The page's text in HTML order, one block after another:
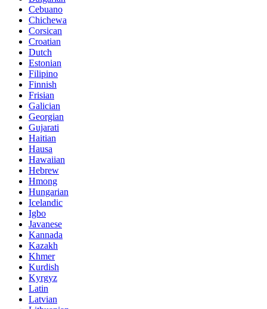
Cebuano
Chichewa
Corsican
Croatian
Dutch
Estonian
Filipino
Finnish
Frisian
Galician
Georgian
Gujarati
Haitian
Hausa
Hawaiian
Hebrew
Hmong
Hungarian
Icelandic
Igbo
Javanese
Kannada
Kazakh
Khmer
Kurdish
Kyrgyz
Latin
Latvian